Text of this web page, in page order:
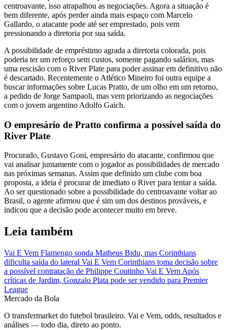
centroavante, isso atrapalhou as negociações. Agora a situação é
bem diferente, após perder ainda mais espaço com Marcelo
Gallardo, o atacante pode até ser emprestado, pois vem
pressionando a diretoria por sua saída.
A possibilidade de empréstimo agrada a diretoria colorada, pois
poderia ter um reforço sem custos, somente pagando salários, mas
uma rescisão com o River Plate para poder assinar em definitivo não
é descartado. Recentemente o Atlético Mineiro foi outra equipe a
buscar informações sobre Lucas Pratto, de um olho em um retorno,
a pedido de Jorge Sampaoli, mas vem priorizando as negociações
com o jovem argentino Adolfo Gaich.
O empresário de Pratto confirma a possível saída do
River Plate
Procurado, Gustavo Goni, empresário do atacante, confirmou que
vai analisar juntamente com o jogador as possibilidades de mercado
nas próximas semanas. Assim que definido um clube com boa
proposta, a ideia é procurar de imediato o River para tentar a saída.
Ao ser questionado sobre a possibilidade do centroavante voltar ao
Brasil, o agente afirmou que é sim um dos destinos prováveis, e
indicou que a decisão pode acontecer muito em breve.
Leia também
Vai E Vem Flamengo sonda Matheus Bidu, mas Corinthians
dificulta saída do lateral Vai E Vem Corinthians toma decisão sobre
a possível contratação de Philippe Coutinho Vai E Vem Após
críticas de Jardim, Gonzalo Plata pode ser vendido para Premier
League
Mercado da Bola
O transfermarket do futebol brasileiro. Vai e Vem, odds, resultados e
análises — todo dia, direto ao ponto.